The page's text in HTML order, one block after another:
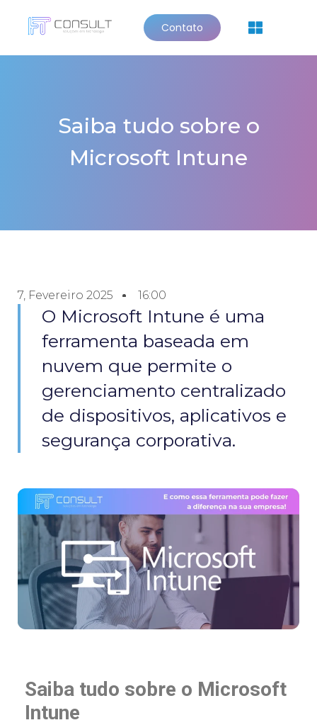
Contato
Saiba tudo sobre o
Microsoft Intune
7, Fevereiro 2025 16:00
O Microsoft Intune é uma
ferramenta baseada em
nuvem que permite o
gerenciamento centralizado
de dispositivos, aplicativos e
segurança corporativa.
Saiba tudo sobre o Microsoft
Intune